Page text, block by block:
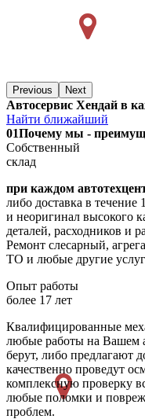
Previous Next
Автосервис Хендай в
Найти ближайший
01Почему мы -
Собственный
склад
при каждом
либо доставка в течение
и неоригинал высокого
деталей, расходников и
Ремонт слесарный,
ТО и любые другие
Опыт работы
более 17 лет
Квалифицированные
любые работы на Вашем
берут, либо предлагают
качественно проведут
комплексную проверку
любые поломки и
проблем.